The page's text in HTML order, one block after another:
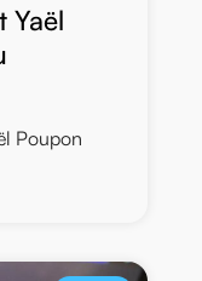
Yaël
Poupon